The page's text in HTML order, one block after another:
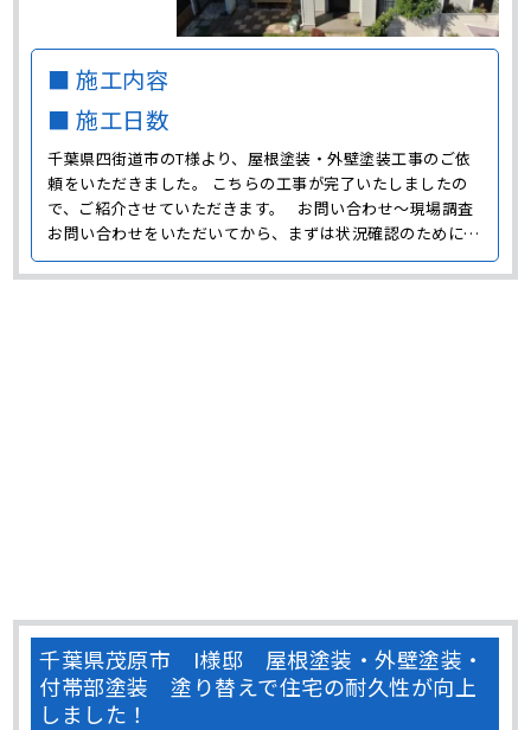
■ 施工内容
■ 施工日数
千葉県四街道市のT様より、屋根塗装・外壁塗装工事のご依
頼をいただきました。 こちらの工事が完了いたしましたの
で、ご紹介させていただきます。 お問い合わせ～現場調査
お問い合わせをいただいてから、まずは状況確認のためにT
様邸に伺いました。 外壁には大きな劣化は見られませんで
したが、全体的な色褪せや雨だれが原因となって発生する黒
千葉県茂原市 I様邸 屋根塗装・外壁塗装・
付帯部塗装 塗り替えで住宅の耐久性が向上
しました！